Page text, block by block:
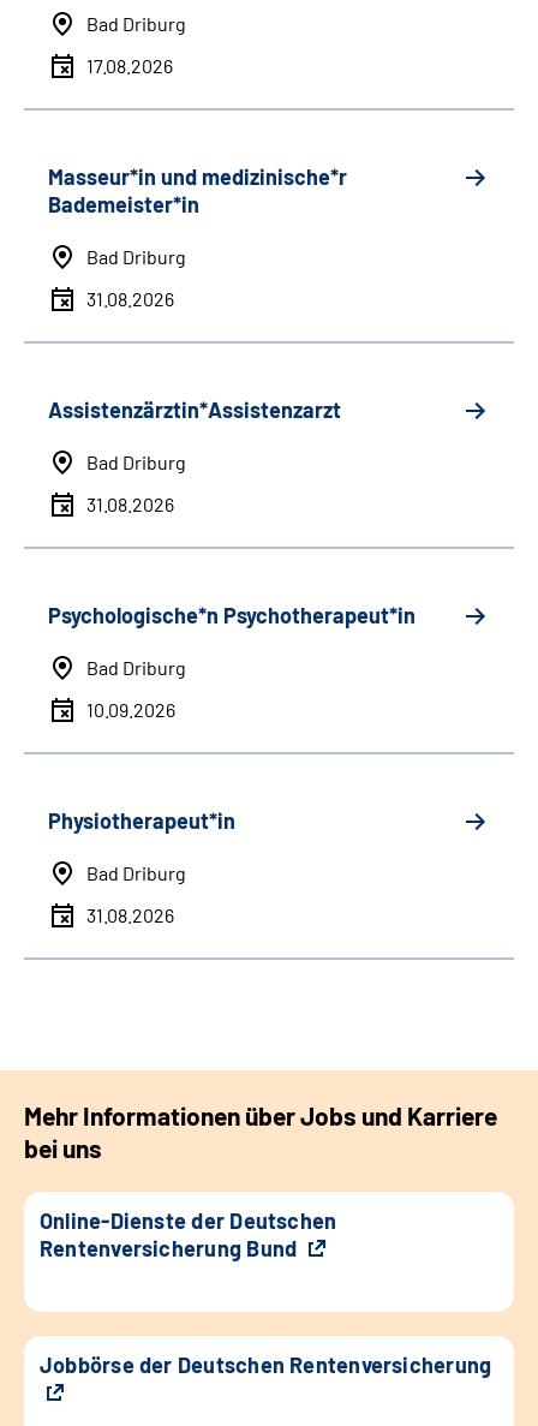
Bad Driburg
17.08.2026
Masseur*in und medizinische*r
Bademeister*in
Bad Driburg
31.08.2026
Assistenzärztin*Assistenzarzt
Bad Driburg
31.08.2026
Psychologische*n Psychotherapeut*in
Bad Driburg
10.09.2026
Physiotherapeut*in
Bad Driburg
31.08.2026
Mehr Informationen über Jobs und Karriere
bei uns
Online-Dienste der Deutschen
Rentenversicherung Bund
Jobbörse der Deutschen Rentenversicherung